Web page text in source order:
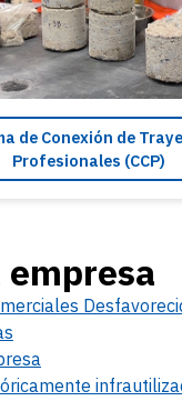
de Conexión de
Profesionales (CCP)
empresa